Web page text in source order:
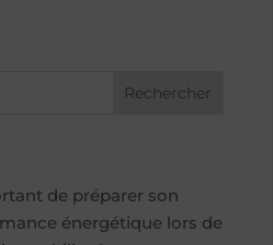
de préparer son
énergétique lors de